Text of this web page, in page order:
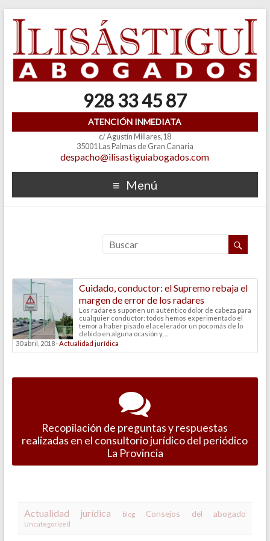
928 33 45 87
ATENCIÓN INMEDIATA
c/ Agustín Millares,18
35001 Las Palmas de Gran Canaria
despacho@ilisastiguiabogados.com
Menú
Cuidado, conductor: el Supremo rebaja el
margen de error de los radares
Los radares suponen un auténtico dolor de cabeza para
cualquier conductor: todos hemos experimentado el
temor a haber pisado el acelerador un poco más de lo
debido en alguna ocasión y, ...
30 abril, 2018 ·Actualidad jurídica
Recopilación de preguntas y respuestas
realizadas en el consultorio jurídico del periódico
La Provincia
Actualidad jurídica blog Consejos del abogado
Uncategorized